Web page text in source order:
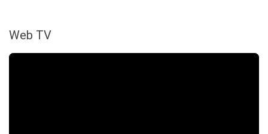
Web TV